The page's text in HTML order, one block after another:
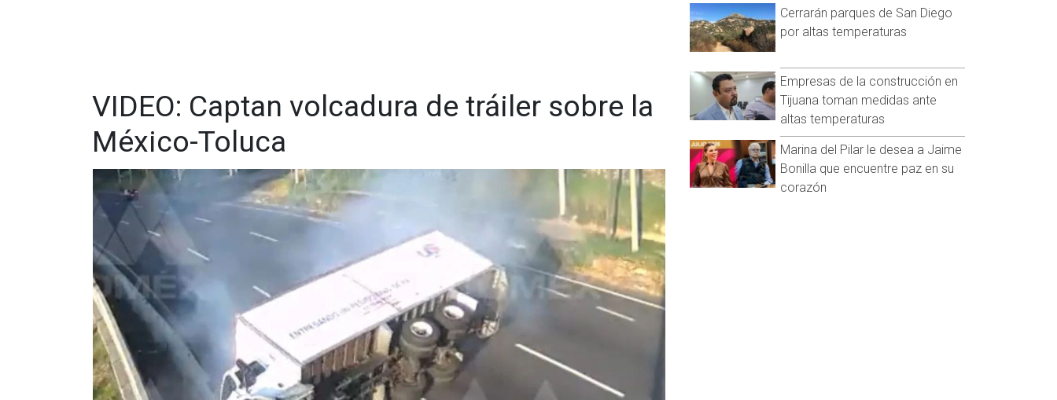
VIDEO: Captan volcadura de tráiler sobre la
México-Toluca
Cerrarán parques de San Diego
por altas temperaturas
Empresas de la construcción en
Tijuana toman medidas ante
altas temperaturas
Marina del Pilar le desea a Jaime
Bonilla que encuentre paz en su
corazón